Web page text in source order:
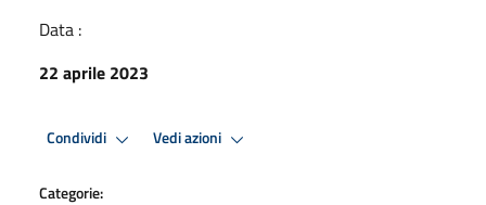
Data :
22 aprile 2023
Condividi Vedi azioni
Categorie: